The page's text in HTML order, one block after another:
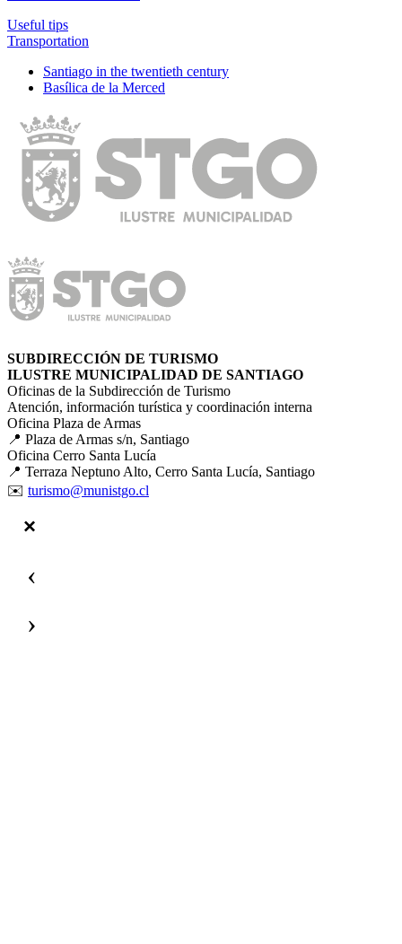
Useful tips
Transportation
Santiago in the twentieth century
Basílica de la Merced
SUBDIRECCIÓN DE TURISMO
ILUSTRE MUNICIPALIDAD DE SANTIAGO
Oficinas de la Subdirección de Turismo
Atención, información turística y coordinación interna
Oficina Plaza de Armas
📍 Plaza de Armas s/n, Santiago
Oficina Cerro Santa Lucía
📍 Terraza Neptuno Alto, Cerro Santa Lucía, Santiago
✉️ turismo@munistgo.cl
‹
›